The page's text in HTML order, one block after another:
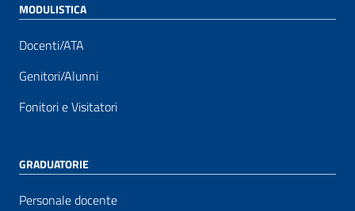
MODULISTICA
Docenti/ATA
Genitori/Alunni
Fonitori e Visitatori
GRADUATORIE
Personale docente